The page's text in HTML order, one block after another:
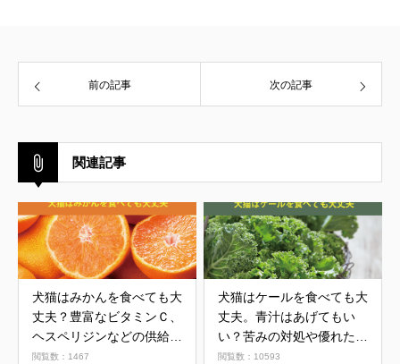
前の記事 次の記事
関連記事
犬猫はみかんを食べても大
丈夫？豊富なビタミンＣ、
ヘスペリジンなどの供給
源。リモネン、ソラレンが
閲覧数：1467
犬猫はケールを食べても大
丈夫。青汁はあげてもい
い？苦みの対処や優れた栄
養について
閲覧数：10593